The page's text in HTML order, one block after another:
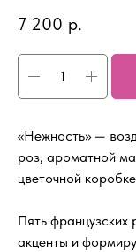
7 200 р.
«Нежность» —
роз, ароматной
цветочной
Пять французских
акценты и